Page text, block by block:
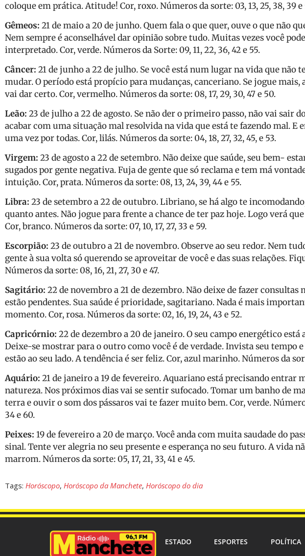
coloque em prática. Atitude! Cor, roxo. Números da sorte: 03, 13, 25, 38, 39 e
Gêmeos: 21 de maio a 20 de junho. Quem fala o que quer, ouve o que não
Nem sempre é aconselhável dar opinião sobre tudo. Muitas vezes você
interpretado. Cor, verde. Números da Sorte: 09, 11, 22, 36, 42 e 55.
Câncer: 21 de junho a 22 de julho. Se você está num lugar na vida que não
mudar. O período está propício para mudanças, canceriano. Se jogue
vai dar certo. Cor, vermelho. Números da sorte: 08, 17, 29, 30, 47 e 50.
Leão: 23 de julho a 22 de agosto. Se não der o primeiro passo, não vai sair
acabar com uma situação mal resolvida na vida que está te fazendo mal. E
uma vez por todas. Cor, lilás. Números da sorte: 04, 18, 27, 32, 45, e 53.
Virgem: 23 de agosto a 22 de setembro. Não deixe que saúde, seu bem-
sugados por gente negativa. Fuja de gente que só reclama e tem má
intuição. Cor, prata. Números da sorte: 08, 13, 24, 39, 44 e 55.
Libra: 23 de setembro a 22 de outubro. Libriano, se há algo te
quanto antes. Não jogue para frente a chance de ter paz hoje. Logo verá
Cor, branco. Números da sorte: 07, 10, 17, 27, 33 e 59.
Escorpião: 23 de outubro a 21 de novembro. Observe ao seu redor. Nem
gente à sua volta só querendo se aproveitar de você e das suas relações.
Números da sorte: 08, 16, 21, 27, 30 e 47.
Sagitário: 22 de novembro a 21 de dezembro. Não deixe de fazer consultas
estão pendentes. Sua saúde é prioridade, sagitariano. Nada é mais
momento. Cor, rosa. Números da sorte: 02, 16, 19, 24, 43 e 52.
Capricórnio: 22 de dezembro a 20 de janeiro. O seu campo energético está
Deixe-se mostrar para o outro como você é de verdade. Invista seu tempo e
estão ao seu lado. A tendência é ser feliz. Cor, azul marinho. Números da
Aquário: 21 de janeiro a 19 de fevereiro. Aquariano está precisando entrar
natureza. Nos próximos dias vai se sentir sufocado. Tomar um banho de
terra e ouvir o som dos pássaros vai te fazer muito bem. Cor, verde.
34 e 60.
Peixes: 19 de fevereiro a 20 de março. Você anda com muita saudade do
sinal. Tente ver alegria no seu presente e esperança no seu futuro. A vida
marrom. Números da sorte: 05, 17, 21, 33, 41 e 45.
Tags: Horóscopo, Horóscopo da Manchete, Horóscopo do dia
ESTADO ESPORTES POLÍTICA